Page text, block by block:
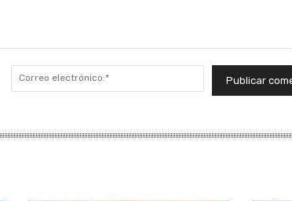
Nombre:*
electrónico:*